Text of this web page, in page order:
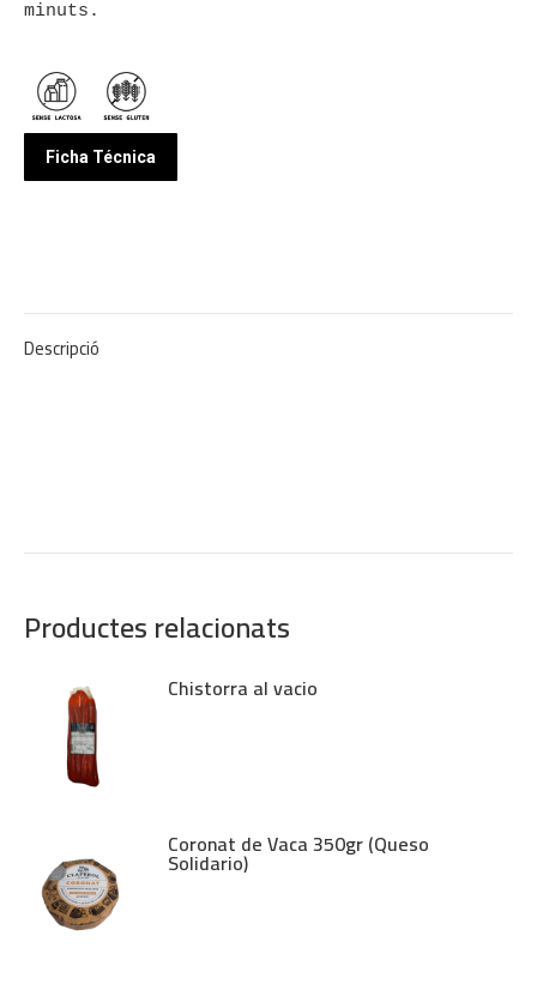
minuts.
Ficha Técnica
Descripció
Productes relacionats
Chistorra al vacio
Coronat de Vaca 350gr (Queso
Solidario)